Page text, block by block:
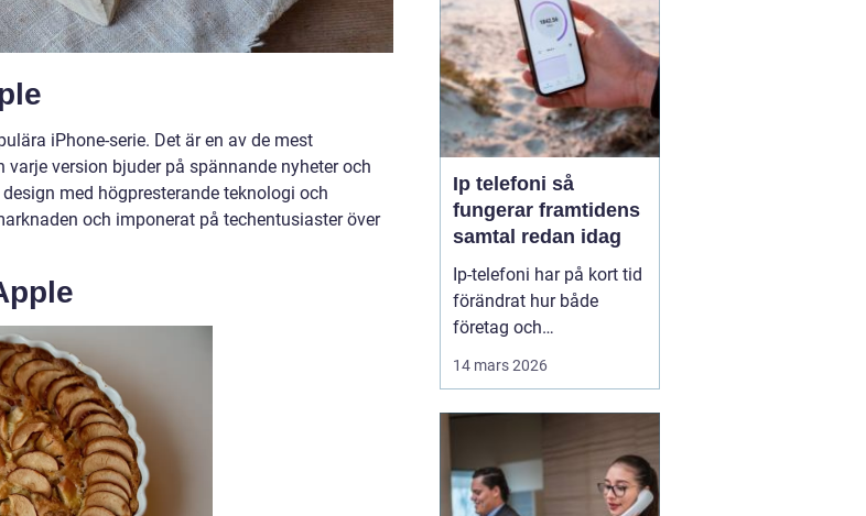
iPhone-serie. Det är en av de mest
version bjuder på spännande nyheter och
med högpresterande teknologi och
och imponerat på techentusiaster över
matkultur och en miljö
som gör det lättare fö...
Ip telefoni så
fungerar framtidens
samtal redan idag
Ip-telefoni har på kort tid
förändrat hur både
företag och
går samtalen via
internet. Kostnaderna
14 mars 2026